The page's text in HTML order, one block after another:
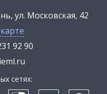
ул. Московская, 42
92 90
сетях: